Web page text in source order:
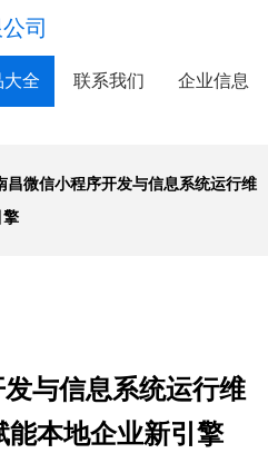
司
大全 联系我们 企业信息
昌微信小程序开发与信息系统运行维
擎
与信息系统运行维
本地企业新引擎